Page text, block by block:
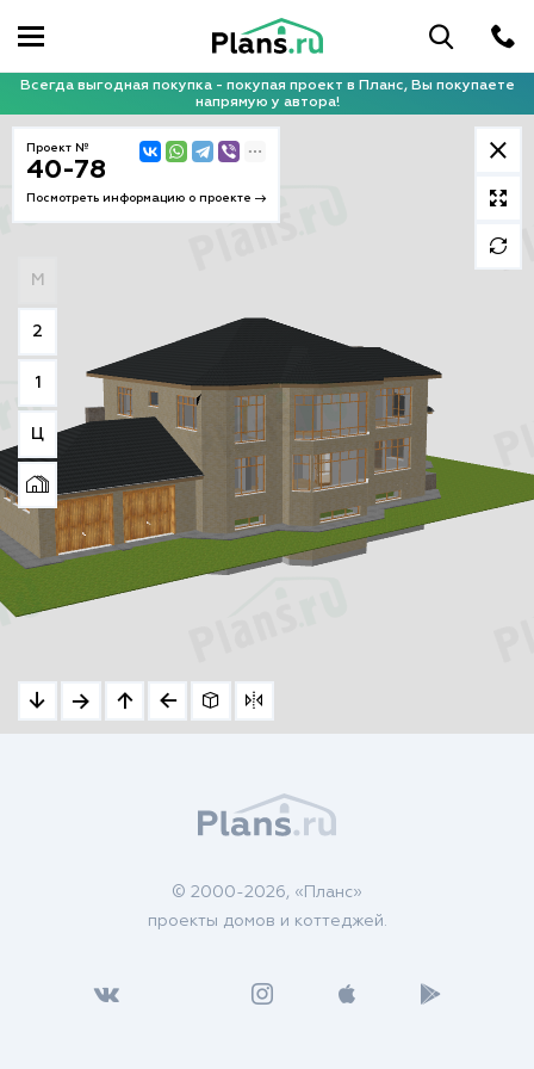
Всегда выгодная покупка - покупая проект в Планс, Вы покупаете
напрямую у автора!
Проект №
40-78
Посмотреть информацию о проекте
М
2
1
Ц
© 2000-2026, «Планс»
проекты домов и коттеджей.